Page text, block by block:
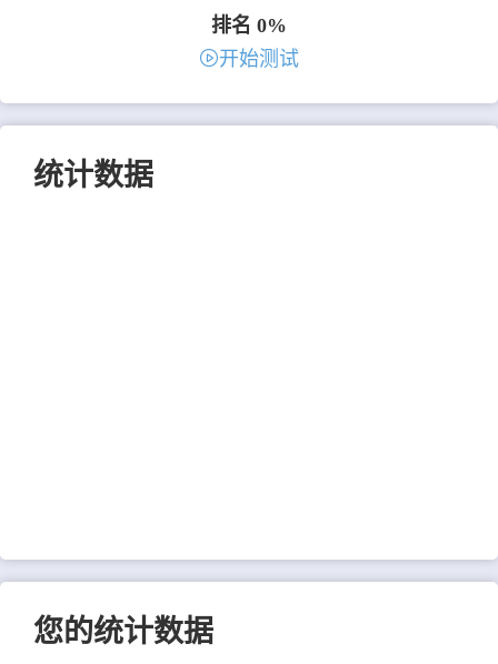
排名 0%
开始测试
统计数据
您的统计数据